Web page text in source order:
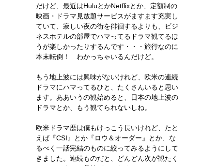
だけど、最近はHuluとかNetflixとか、定額制の
映画・ドラマ見放題サービスがますます充実し
ていて、寂しい夜の街を徘徊するよりも、ビジ
ネスホテルの部屋でハマってるドラマ観てるほ
うが楽しかったりするんです・・・旅行なのに
本末転倒！ わかっちゃいるんだけど。
もう地上波には興味がないけれど、欧米の連続
ドラマにハマってるひと、たくさんいると思い
ます。ああいうの観始めると、日本の地上波の
ドラマとか、もう観てられないしね。
欧米ドラマ歴は僕もけっこう長いけれど、たと
えば『CSI』とか『ロウ＆オーダー』とか、な
るべく一話完結のものに絞ってみるようにして
きました。連続ものだと、どんどん次が観たく